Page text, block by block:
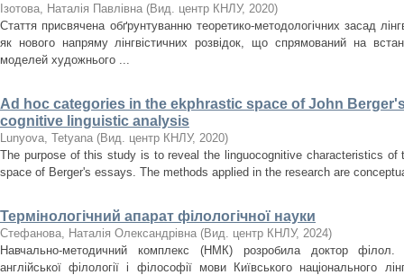
Ізотова, Наталія Павлівна (Вид. центр КНЛУ, 2020)
Стаття присвячена обґрунтуванню теоретико-методологічних засад
як нового напряму лінгвістичних розвідок, що спрямований на
моделей художнього ...
Ad hoc categories in the ekphrastic space of John
cognitive linguistic analysis
Lunyova, Tetyana (Вид. центр КНЛУ, 2020)
The purpose of this study is to reveal the linguocognitive characteristics
space of Berger's essays. The methods applied in the research are
Термінологічний апарат філологічної науки
Стефанова, Наталія Олександрівна (Вид. центр КНЛУ, 2024)
Навчально-методичний комплекс (НМК) розробила доктор
англійської філології і філософії мови Київського національного